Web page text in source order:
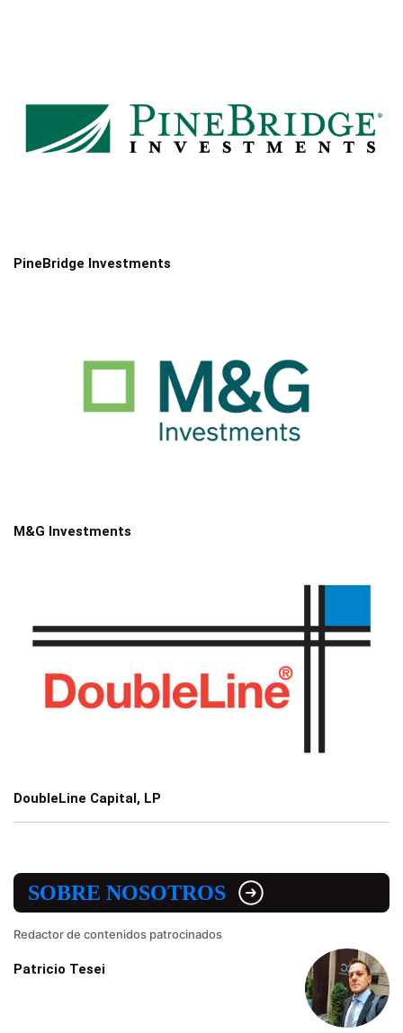
PineBridge Investments
M&G Investments
DoubleLine Capital, LP
SOBRE NOSOTROS
Redactor de contenidos patrocinados
Patricio Tesei